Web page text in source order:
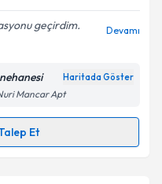
ilişkin
Aydınlatma
verilerimin belirtilen
ediyorum.
geçirdim.
Devamı
Haritada Göster
Mancar Apt
Et